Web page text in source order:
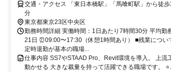
交通・アクセス 「東日本橋駅」「馬喰町駅」から徒
分
東京都東京23区中央区
勤務時間詳細 実働時間：1日あたり7時間30分 平均勤
21日 ⏰09:00〜17:30（休憩1時間あり） ■残業につい
定時退勤が基本の職場...
仕事内容 SS7やSTAAD Pro、Revit環境を導入。 上流
動かせる 大きな裁量を持って活躍できる職場です。